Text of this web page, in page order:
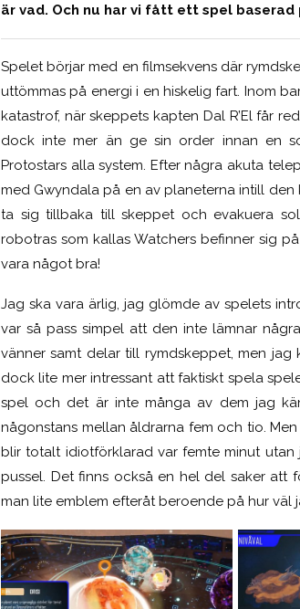
är vad. Och nu har vi fått ett spel baserad
Spelet börjar med en filmsekvens där
uttömmas på energi i en hiskelig fart. Inom
katastrof, när skeppets kapten Dal R’El får
dock inte mer än ge sin order innan en
Protostars alla system. Efter några akuta
med Gwyndala på en av planeterna intill
ta sig tillbaka till skeppet och evakuera
robotras som kallas Watchers befinner sig
vara något bra!
Jag ska vara ärlig, jag glömde av spelets
var så pass simpel att den inte lämnar
vänner samt delar till rymdskeppet, men
dock lite mer intressant att faktiskt spela
spel och det är inte många av dem jag
någonstans mellan åldrarna fem och tio.
blir totalt idiotförklarad var femte minut
pussel. Det finns också en hel del saker
man lite emblem efteråt beroende på hur väl